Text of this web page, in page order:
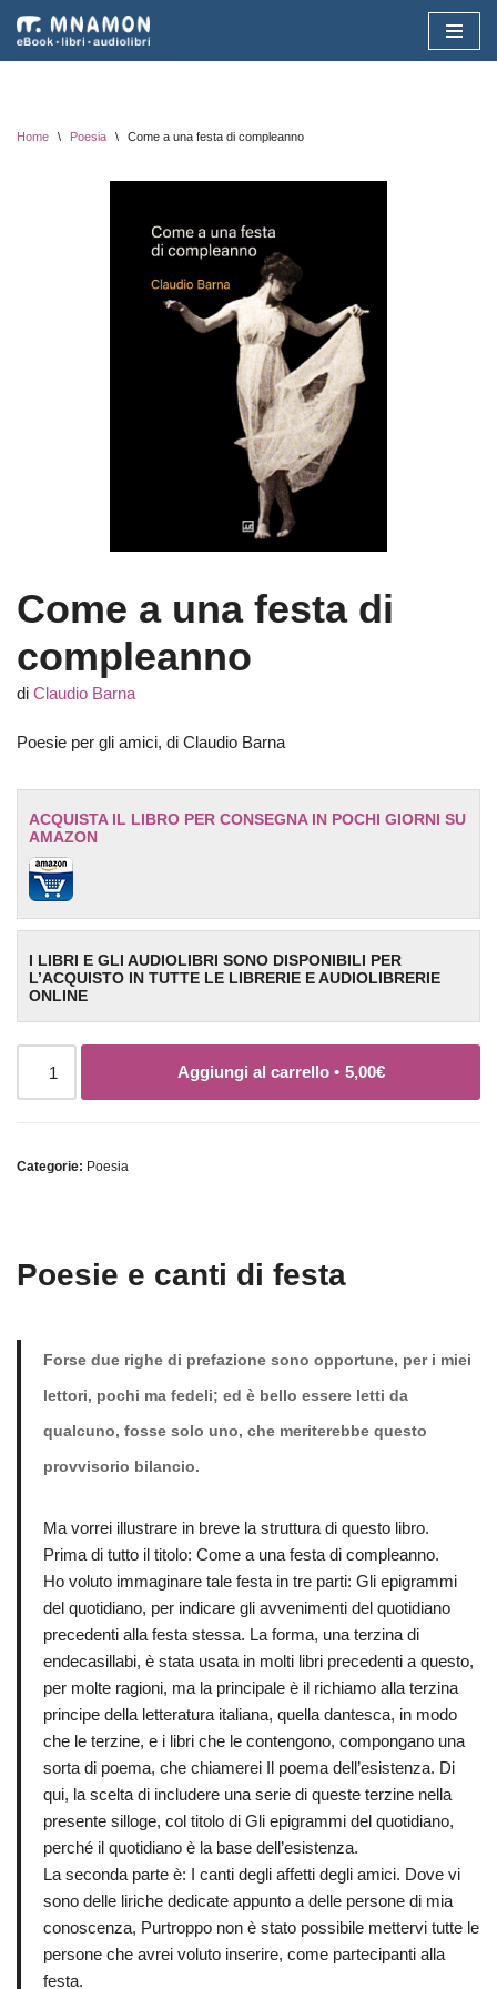
Vai
Home \ Poesia \ Come a una festa di compleanno
Come a una festa di
compleanno
di Claudio Barna
Poesie per gli amici, di Claudio Barna
ACQUISTA IL LIBRO PER CONSEGNA IN POCHI GIORNI SU
AMAZON
I LIBRI E GLI AUDIOLIBRI SONO DISPONIBILI PER
L’ACQUISTO IN TUTTE LE LIBRERIE E AUDIOLIBRERIE
ONLINE
Aggiungi al carrello • 5,00€
Categorie: Poesia
Poesie e canti di festa
Forse due righe di prefazione sono opportune, per i miei
lettori, pochi ma fedeli; ed è bello essere letti da
qualcuno, fosse solo uno, che meriterebbe questo
provvisorio bilancio.
Ma vorrei illustrare in breve la struttura di questo libro.
Prima di tutto il titolo: Come a una festa di compleanno.
Ho voluto immaginare tale festa in tre parti: Gli epigrammi
del quotidiano, per indicare gli avvenimenti del quotidiano
precedenti alla festa stessa. La forma, una terzina di
endecasillabi, è stata usata in molti libri precedenti a questo,
per molte ragioni, ma la principale è il richiamo alla terzina
principe della letteratura italiana, quella dantesca, in modo
che le terzine, e i libri che le contengono, compongano una
sorta di poema, che chiamerei Il poema dell’esistenza. Di
qui, la scelta di includere una serie di queste terzine nella
presente silloge, col titolo di Gli epigrammi del quotidiano,
perché il quotidiano è la base dell’esistenza.
La seconda parte è: I canti degli affetti degli amici. Dove vi
sono delle liriche dedicate appunto a delle persone di mia
conoscenza, Purtroppo non è stato possibile mettervi tutte le
persone che avrei voluto inserire, come partecipanti alla
festa.